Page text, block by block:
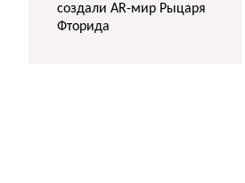
создали AR-мир Рыцаря
Фторида